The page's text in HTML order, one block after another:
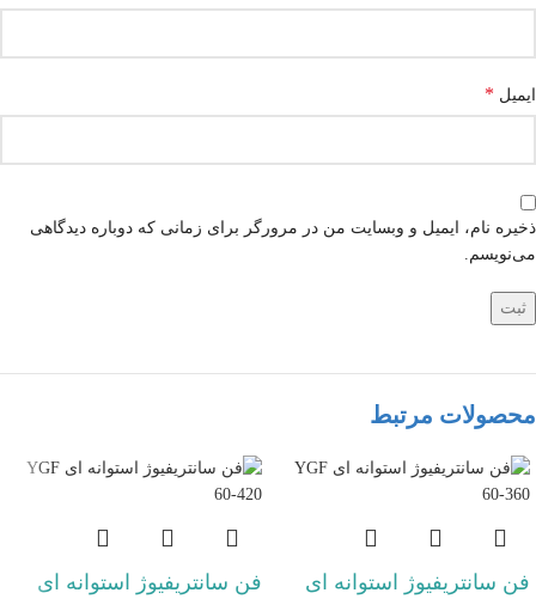
ایمیل *
ذخیره نام، ایمیل و وبسایت من در مرورگر برای زمانی که دوباره دیدگاهی
می‌نویسم.
محصولات مرتبط
فن سانتریفیوژ استوانه ای
فن سانتریفیوژ استوانه ای